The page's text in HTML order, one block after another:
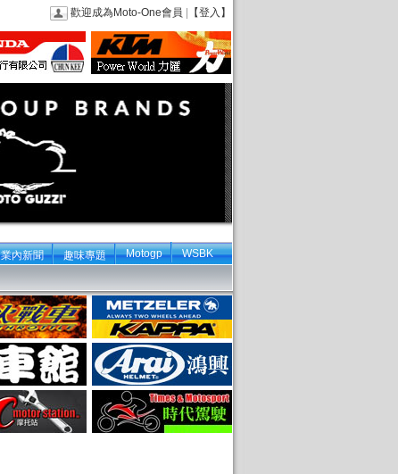
歡迎成為Moto-One會員 【登入】
業內新聞 趣味專題 Motogp
WSBK